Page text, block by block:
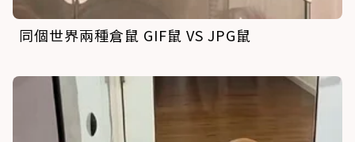
同個世界兩種倉鼠 GIF鼠 VS JPG鼠